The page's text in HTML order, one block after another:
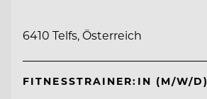
6410 Telfs, Österreich
FITNESSTRAINER:IN (M/W/D)